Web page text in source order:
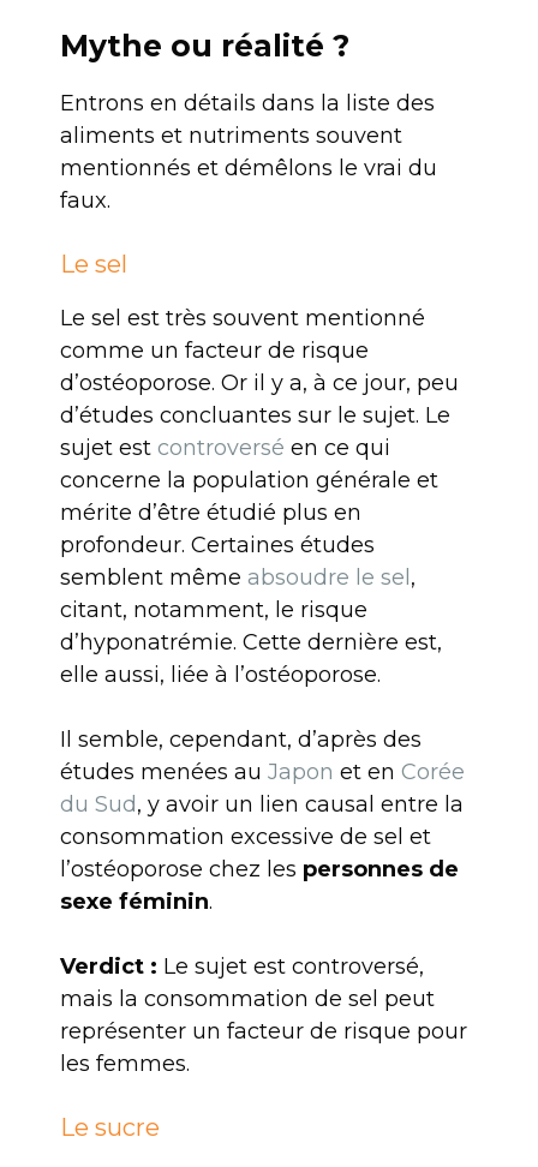
Mythe ou réalité ?
Entrons en détails dans la liste des
aliments et nutriments souvent
mentionnés et démêlons le vrai du
faux.
Le sel
Le sel est très souvent mentionné
comme un facteur de risque
d’ostéoporose. Or il y a, à ce jour, peu
d’études concluantes sur le sujet. Le
sujet est controversé en ce qui
concerne la population générale et
mérite d’être étudié plus en
profondeur. Certaines études
semblent même absoudre le sel ,
citant, notamment, le risque
d’hyponatrémie. Cette dernière est,
elle aussi, liée à l’ostéoporose.
Il semble, cependant, d’après des
études menées au Japon et en Corée
du Sud, y avoir un lien causal entre la
consommation excessive de sel et
l’ostéoporose chez les personnes de
sexe féminin.
Verdict : Le sujet est controversé,
mais la consommation de sel peut
représenter un facteur de risque pour
les femmes.
Le sucre